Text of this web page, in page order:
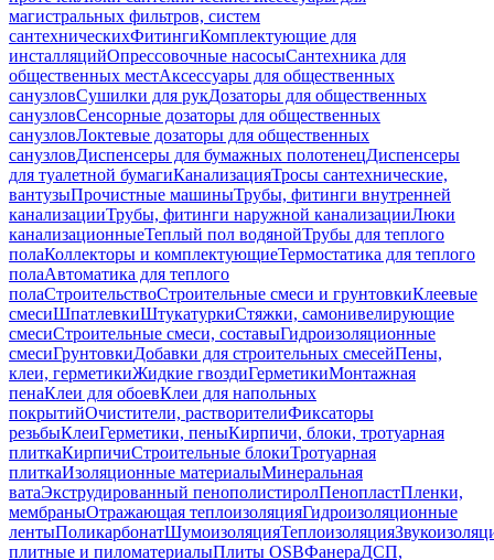
магистральных фильтров, систем
сантехническихФитингиКомплектующие для
инсталляцийОпрессовочные насосыСантехника для
общественных местАксессуары для общественных
санузловСушилки для рукДозаторы для общественных
санузловСенсорные дозаторы для общественных
санузловЛоктевые дозаторы для общественных
санузловДиспенсеры для бумажных полотенецДиспенсеры
для туалетной бумагиКанализацияТросы сантехнические,
вантузыПрочистные машиныТрубы, фитинги внутренней
канализацииТрубы, фитинги наружной канализацииЛюки
канализационныеТеплый пол водянойТрубы для теплого
полаКоллекторы и комплектующиеТермостатика для теплого
полаАвтоматика для теплого
полаСтроительствоСтроительные смеси и грунтовкиКлеевые
смесиШпатлевкиШтукатуркиСтяжки, самонивелирующие
смесиСтроительные смеси, составыГидроизоляционные
смесиГрунтовкиДобавки для строительных смесейПены,
клеи, герметикиЖидкие гвоздиГерметикиМонтажная
пенаКлеи для обоевКлеи для напольных
покрытийОчистители, растворителиФиксаторы
резьбыКлеиГерметики, пеныКирпичи, блоки, тротуарная
плиткаКирпичиСтроительные блокиТротуарная
плиткаИзоляционные материалыМинеральная
ватаЭкструдированный пенополистиролПенопластПленки,
мембраныОтражающая теплоизоляцияГидроизоляционные
лентыПоликарбонатШумоизоляцияТеплоизоляция
плитные и пиломатериалыПлиты OSBФанераДСП,